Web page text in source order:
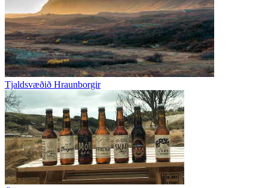
Tjaldsvæðið Hraunborgir